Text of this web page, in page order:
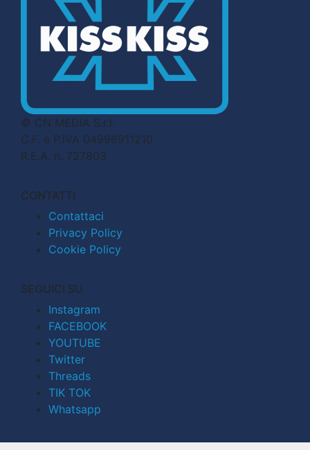
© CN MEDIA S.r.l.
C.F. e P.IVA 04998911210
R.E.A. n. 727803
CONTATTI
Contattaci
Privacy Policy
Cookie Policy
SEGUICI SU
Instagram
FACEBOOK
YOUTUBE
Twitter
Threads
TIK TOK
Whatsapp